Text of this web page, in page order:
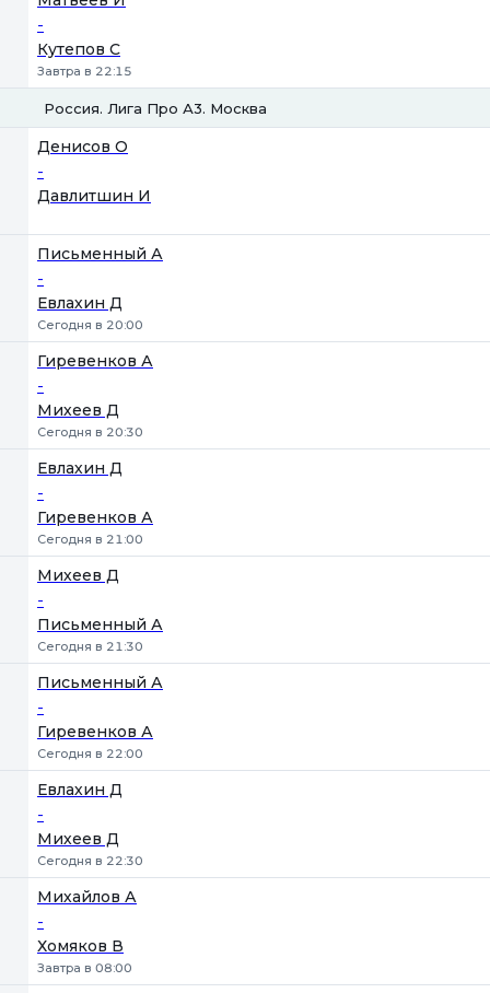
-
Кутепов С
Завтра в 22:15
Россия. Лига Про А3. Москва
Денисов О
-
Давлитшин И
Письменный А
-
Евлахин Д
Сегодня в 20:00
Гиревенков А
-
Михеев Д
Сегодня в 20:30
Евлахин Д
-
Гиревенков А
Сегодня в 21:00
Михеев Д
-
Письменный А
Сегодня в 21:30
Письменный А
-
Гиревенков А
Сегодня в 22:00
Евлахин Д
-
Михеев Д
Сегодня в 22:30
Михайлов А
-
Хомяков В
Завтра в 08:00